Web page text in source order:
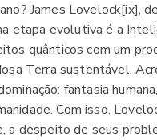
James Lovelock[ix],
etapa evolutiva é a
quânticos com um
Terra sustentável.
fantasia
Com isso,
a despeito de seus